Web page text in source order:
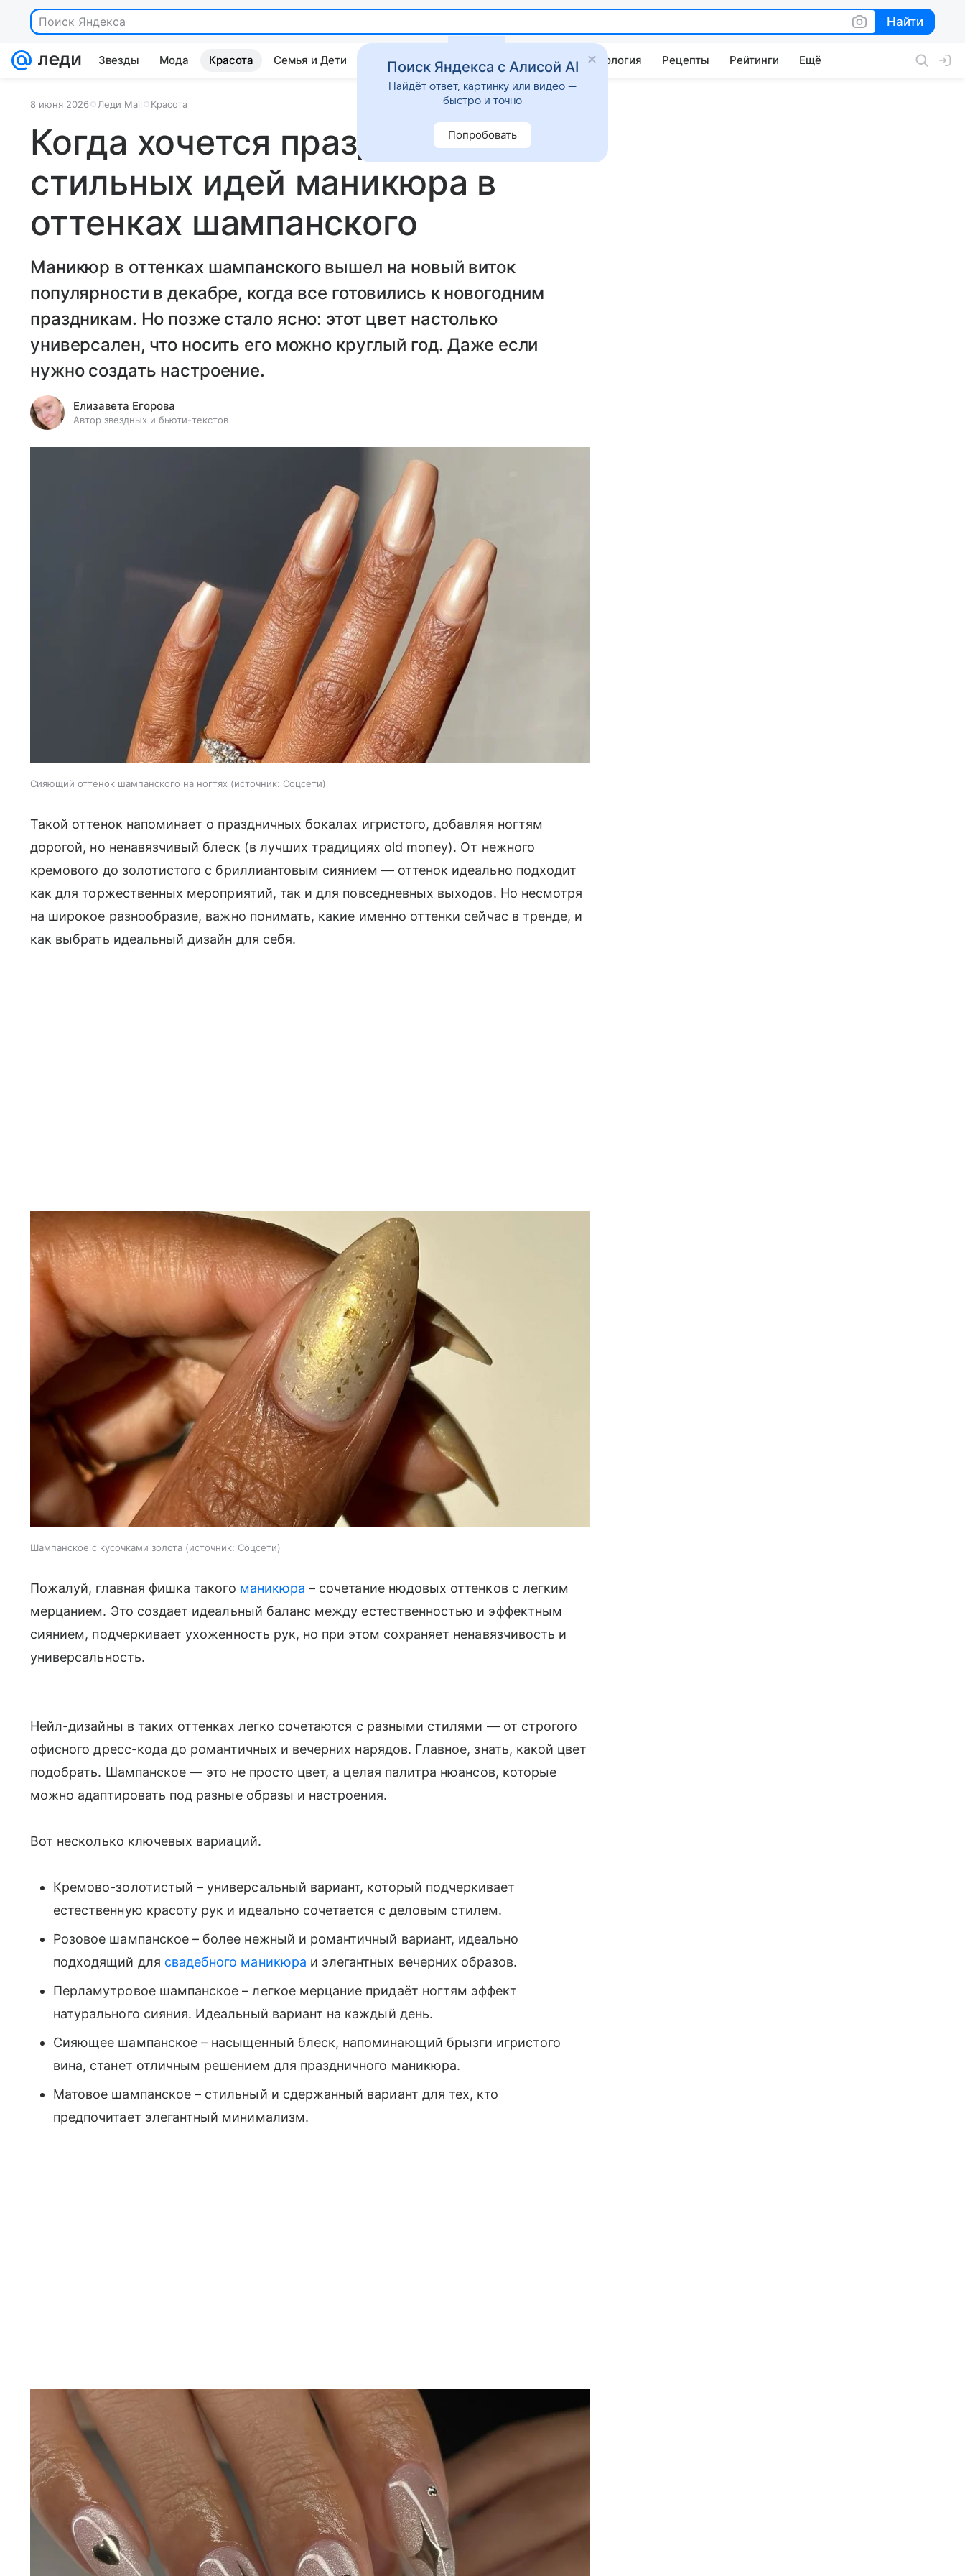
Поиск Яндекса Найти
Найти
Звезды Мода Красота Семья и Дети Дом Гороскопы Стиль жизни Психология Рецепты Рейтинги Ещё
8 июня 2026 Леди Mail Красота
Когда хочется праздника: 8
стильных идей маникюра в
оттенках шампанского
Маникюр в оттенках шампанского вышел на новый виток
популярности в декабре, когда все готовились к новогодним
праздникам. Но позже стало ясно: этот цвет настолько
универсален, что носить его можно круглый год. Даже если
нужно создать настроение.
Елизавета Егорова
Автор звездных и бьюти-текстов
Сияющий оттенок шампанского на ногтях источник: Соцсети
Такой оттенок напоминает о праздничных бокалах игристого, добавляя ногтям
дорогой, но ненавязчивый блеск (в лучших традициях old money). От нежного
кремового до золотистого с бриллиантовым сиянием — оттенок идеально подходит
как для торжественных мероприятий, так и для повседневных выходов. Но несмотря
на широкое разнообразие, важно понимать, какие именно оттенки сейчас в тренде, и
как выбрать идеальный дизайн для себя.
Шампанское с кусочками золота источник: Соцсети
Пожалуй, главная фишка такого маникюра – сочетание нюдовых оттенков с легким
мерцанием. Это создает идеальный баланс между естественностью и эффектным
сиянием, подчеркивает ухоженность рук, но при этом сохраняет ненавязчивость и
универсальность.
Нейл-дизайны в таких оттенках легко сочетаются с разными стилями — от строгого
офисного дресс-кода до романтичных и вечерних нарядов. Главное, знать, какой цвет
подобрать. Шампанское — это не просто цвет, а целая палитра нюансов, которые
можно адаптировать под разные образы и настроения.
Вот несколько ключевых вариаций.
Кремово-золотистый – универсальный вариант, который подчеркивает
естественную красоту рук и идеально сочетается с деловым стилем.
Розовое шампанское – более нежный и романтичный вариант, идеально
подходящий для свадебного маникюра и элегантных вечерних образов.
Перламутровое шампанское – легкое мерцание придаёт ногтям эффект
натурального сияния. Идеальный вариант на каждый день.
Сияющее шампанское – насыщенный блеск, напоминающий брызги игристого
вина, станет отличным решением для праздничного маникюра.
Матовое шампанское – стильный и сдержанный вариант для тех, кто
предпочитает элегантный минимализм.
Поиск Яндекса с Алисой AI
Найдёт ответ, картинку или видео —
быстро и точно
Попробовать